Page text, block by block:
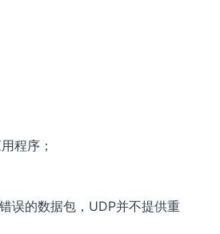
程序；
误的数据包，UDP并不提供重